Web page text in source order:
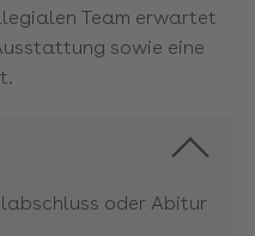
Team erwartet
sowie eine
oder Abitur